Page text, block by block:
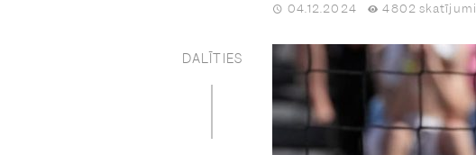
04.12.2024 4802 skatījumi
DALĪTIES